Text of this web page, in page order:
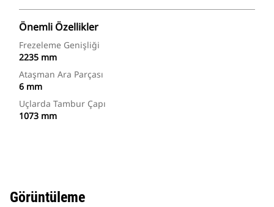
Önemli Özellikler
Frezeleme Genişliği
2235 mm
Ataşman Ara Parçası
6 mm
Uçlarda Tambur Çapı
1073 mm
Görüntüleme